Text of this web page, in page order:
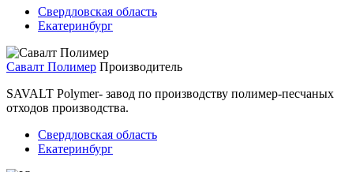
Свердловская область
Екатеринбург
Савалт Полимер Производитель
SAVALT Polymer- завод по производству полимер-
отходов производства.
Свердловская область
Екатеринбург